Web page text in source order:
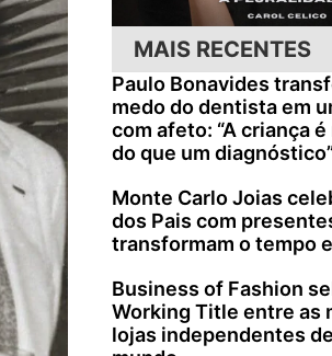
MAIS RECENTES
Paulo Bonavides
medo do dentista em
com afeto: “A criança
do que um
Monte Carlo Joias
dos Pais com
transformam o tempo
Business of Fashion
Working Title entre as
lojas independentes